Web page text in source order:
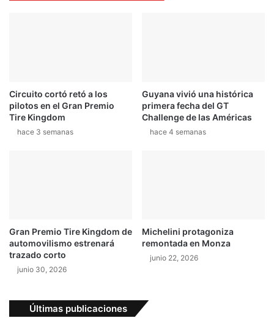
Circuito cortó retó a los
pilotos en el Gran Premio
Tire Kingdom
hace 3 semanas
Guyana vivió una histórica
primera fecha del GT
Challenge de las Américas
hace 4 semanas
Gran Premio Tire Kingdom de
automovilismo estrenará
trazado corto
junio 30, 2026
Michelini protagoniza
remontada en Monza
junio 22, 2026
Últimas publicaciones